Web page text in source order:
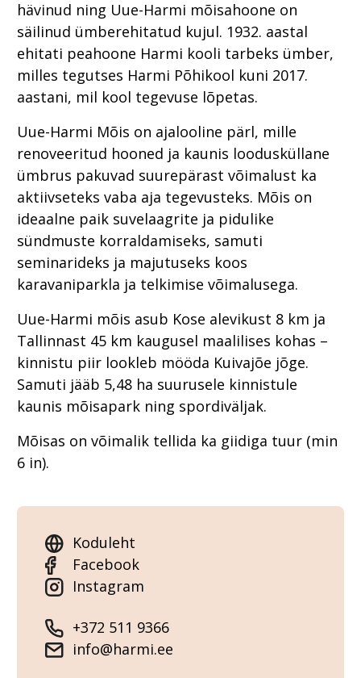
hävinud ning Uue-Harmi mõisahoone on
säilinud ümberehitatud kujul. 1932. aastal
ehitati peahoone Harmi kooli tarbeks ümber,
milles tegutses Harmi Põhikool kuni 2017.
aastani, mil kool tegevuse lõpetas.
Uue-Harmi Mõis on ajalooline pärl, mille
renoveeritud hooned ja kaunis loodusküllane
ümbrus pakuvad suurepärast võimalust ka
aktiivseteks vaba aja tegevusteks. Mõis on
ideaalne paik suvelaagrite ja pidulike
sündmuste korraldamiseks, samuti
seminarideks ja majutuseks koos
karavaniparkla ja telkimise võimalusega.
Uue-Harmi mõis asub Kose alevikust 8 km ja
Tallinnast 45 km kaugusel maalilises kohas –
kinnistu piir lookleb mööda Kuivajõe jõge.
Samuti jääb 5,48 ha suurusele kinnistule
kaunis mõisapark ning spordiväljak.
Mõisas on võimalik tellida ka giidiga tuur (min
6 in).
Koduleht
Facebook
Instagram
+372 511 9366
info@harmi.ee